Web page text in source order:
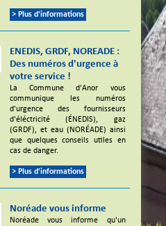
> Plus d'informations
ENEDIS, GRDF, NOREADE :
Des numéros d'urgence à
votre service !
La Commune d'Anor vous
communique les numéros
d'urgence des fournisseurs
d'éléctricité (ÉNEDIS), gaz
(GRDF), et eau (NORÉADE) ainsi
que quelques conseils utiles en
cas de danger.
> Plus d'informations
Noréade vous informe
Noréade vous informe qu'un